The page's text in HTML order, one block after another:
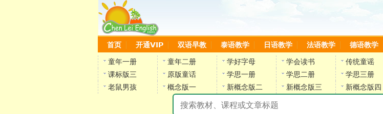
首页 开通VIP 双语早教 泰语教学 日语教学 法语教学 德语教学
童年一册 童年二册 学好字母 学会读书 传统童谣
课标版三
原版童话 学思一册 学思二册 学思三册
老鼠男孩
概念版一 新概念版二 新概念版三 新概念版四